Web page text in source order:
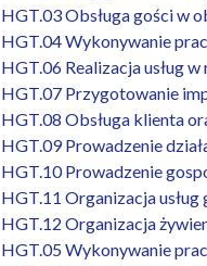
HGT.03 Obsługa gości w
HGT.04 Wykonywanie
HGT.06 Realizacja usług
HGT.07 Przygotowanie
HGT.08 Obsługa klienta
HGT.09 Prowadzenie
HGT.10 Prowadzenie
HGT.11 Organizacja
HGT.12 Organizacja
HGT.05 Wykonywanie